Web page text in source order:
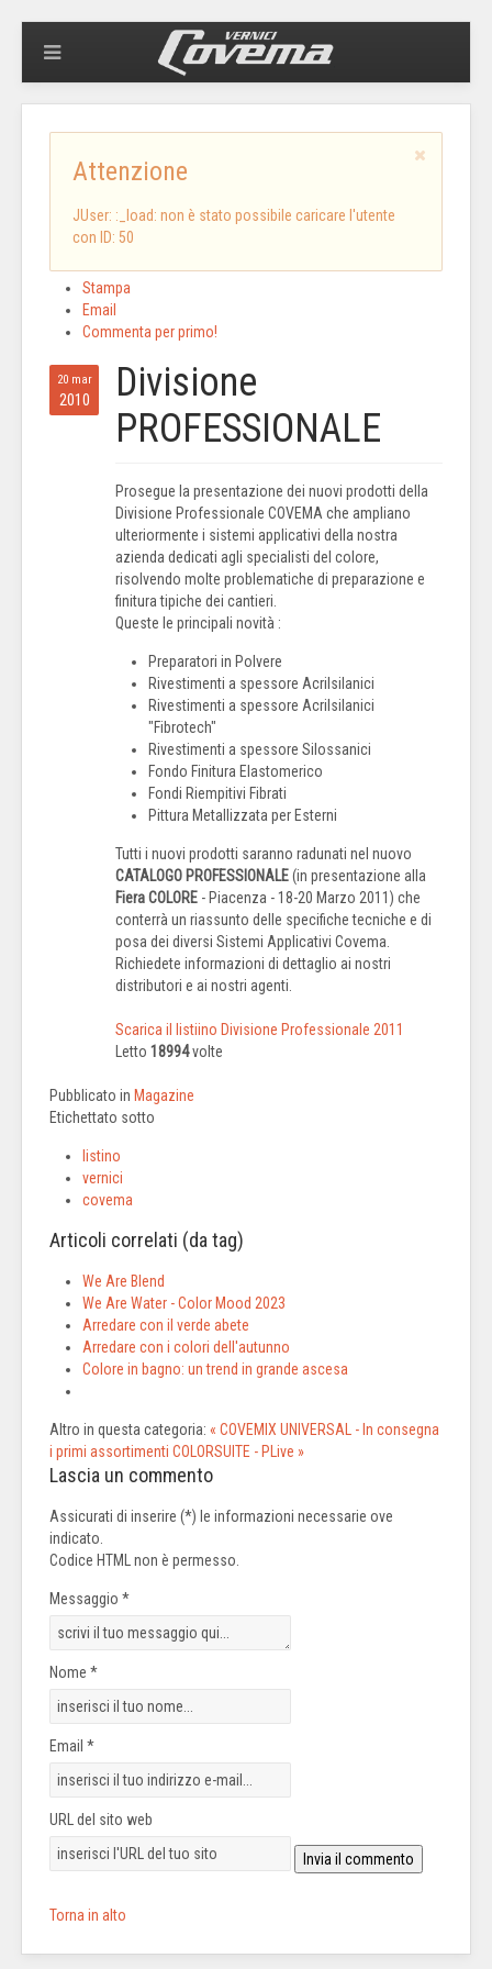
Attenzione
JUser: :_load: non è stato possibile caricare l'utente
con ID: 50
Stampa
Email
Commenta per primo!
20 mar
2010
Divisione
PROFESSIONALE
Prosegue la presentazione dei nuovi prodotti della
Divisione Professionale COVEMA che ampliano
ulteriormente i sistemi applicativi della nostra
azienda dedicati agli specialisti del colore,
risolvendo molte problematiche di preparazione e
finitura tipiche dei cantieri.
Queste le principali novità :
Preparatori in Polvere
Rivestimenti a spessore Acrilsilanici
Rivestimenti a spessore Acrilsilanici
"Fibrotech"
Rivestimenti a spessore Silossanici
Fondo Finitura Elastomerico
Fondi Riempitivi Fibrati
Pittura Metallizzata per Esterni
Tutti i nuovi prodotti saranno radunati nel nuovo
CATALOGO PROFESSIONALE(in presentazione alla
Fiera COLORE - Piacenza - 18-20 Marzo 2011) che
conterrà un riassunto delle specifiche tecniche e di
posa dei diversi Sistemi Applicativi Covema.
Richiedete informazioni di dettaglio ai nostri
distributori e ai nostri agenti.
Scarica il listiino Divisione Professionale 2011
Letto 18994volte
Pubblicato in Magazine
Etichettato sotto
listino
vernici
covema
Articoli correlati (da tag)
We Are Blend
We Are Water - Color Mood 2023
Arredare con il verde abete
Arredare con i colori dell'autunno
Colore in bagno: un trend in grande ascesa
Altro in questa categoria: « COVEMIX UNIVERSAL - In consegna
i primi assortimenti COLORSUITE - PLive »
Lascia un commento
Assicurati di inserire (*) le informazioni necessarie ove
indicato.
Codice HTML non è permesso.
Messaggio *
Nome *
Email *
URL del sito web
Torna in alto